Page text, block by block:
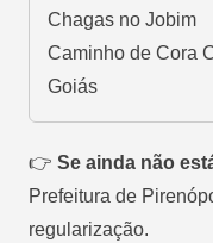
Chagas no Jobim
Caminho de Cora
Goiás
👉 Se ainda não
Prefeitura de
regularização.